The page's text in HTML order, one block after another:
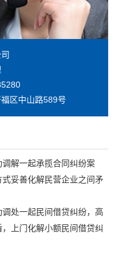
区中山路589号
解一起承揽合同纠纷案
妥善化解民营企业之间矛
处一起民间借贷纠纷，高
上门化解小额民间借贷纠